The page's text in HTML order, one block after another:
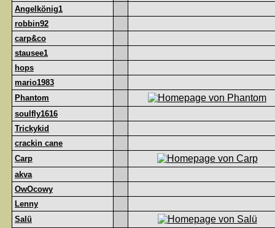
Angelkönig1
robbin92
carp&co
stausee1
hops
mario1983
Phantom
soulfly1616
Trickykid
crackin cane
Carp
akva
OwOcowy
Lenny
Salü